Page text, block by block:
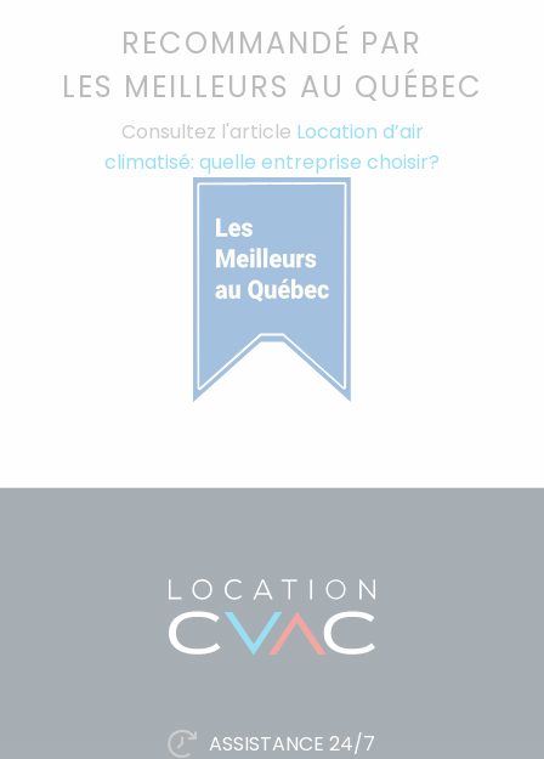
RECOMMANDÉ PAR
LES MEILLEURS AU QUÉBEC
Consultez l'article Location d’air
climatisé: quelle entreprise choisir?
ASSISTANCE 24/7